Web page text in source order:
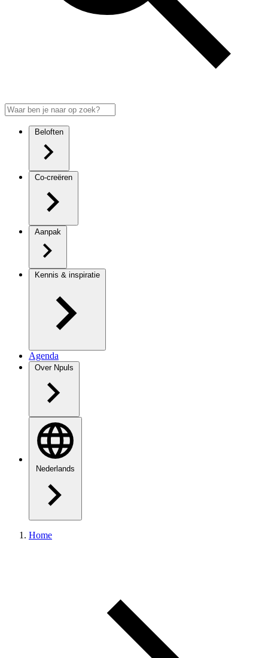
Beloften
Co-creëren
Aanpak
Kennis & inspiratie
Agenda
Over Npuls
Nederlands
Home